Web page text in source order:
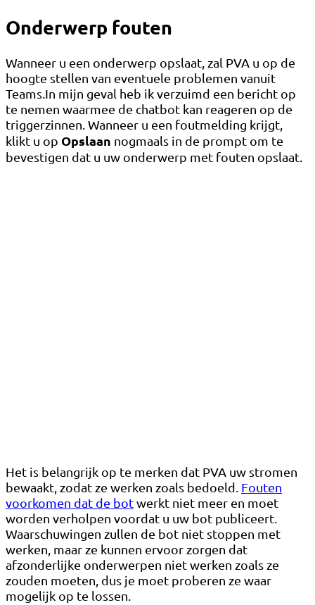
Onderwerp fouten
Wanneer u een onderwerp opslaat, zal PVA u op de
hoogte stellen van eventuele problemen vanuit
Teams.In mijn geval heb ik verzuimd een bericht op
te nemen waarmee de chatbot kan reageren op de
triggerzinnen. Wanneer u een foutmelding krijgt,
klikt u op Opslaan nogmaals in de prompt om te
bevestigen dat u uw onderwerp met fouten opslaat.
Het is belangrijk op te merken dat PVA uw stromen
bewaakt, zodat ze werken zoals bedoeld. Fouten
voorkomen dat de botwerkt niet meer en moet
worden verholpen voordat u uw bot publiceert.
Waarschuwingen zullen de bot niet stoppen met
werken, maar ze kunnen ervoor zorgen dat
afzonderlijke onderwerpen niet werken zoals ze
zouden moeten, dus je moet proberen ze waar
mogelijk op te lossen.